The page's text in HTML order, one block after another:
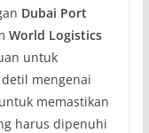
Dubai Port
World Logistics
untuk
mengenai
memastikan
harus dipenuhi